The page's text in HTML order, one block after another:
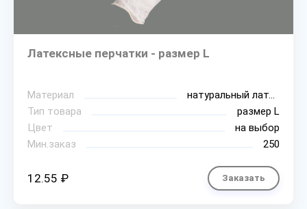
Латексные перчатки - размер L
Материал
натуральный латекс
Тип товара
размер L
Цвет
на выбор
Мин.заказ
250
12.55 ₽ Заказать